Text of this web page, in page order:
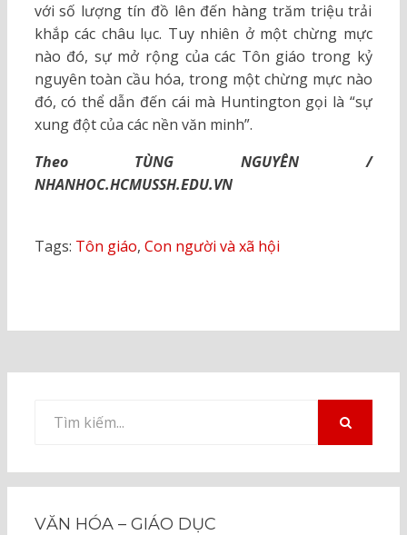
với số lượng tín đồ lên đến hàng trăm triệu trải
khắp các châu lục. Tuy nhiên ở một chừng mực
nào đó, sự mở rộng của các Tôn giáo trong kỷ
nguyên toàn cầu hóa, trong một chừng mực nào
đó, có thể dẫn đến cái mà Huntington gọi là “sự
xung đột của các nền văn minh”.
Theo TÙNG NGUYÊN /
NHANHOC.HCMUSSH.EDU.VN
Tags: Tôn giáo, Con người và xã hội
kiếm
VĂN HÓA – GIÁO DỤC